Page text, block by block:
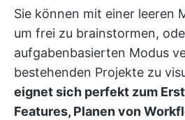
Sie können mit einer leeren
um frei zu brainstormen,
aufgabenbasierten Modus
bestehenden Projekte zu
eignet sich perfekt zum
Features, Planen von